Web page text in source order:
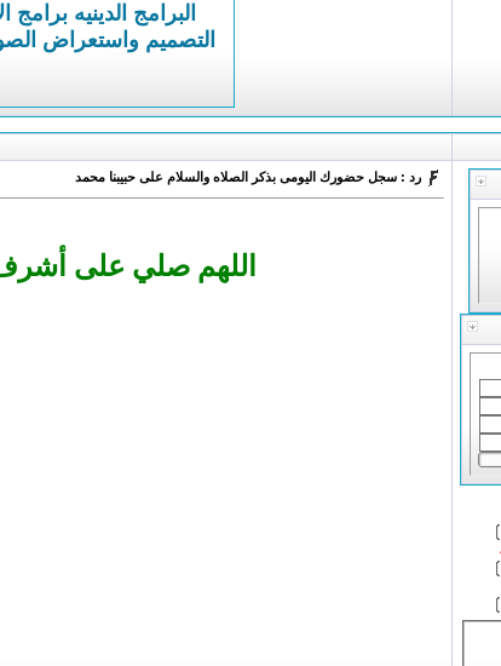
البرامج الدينيه برامج
التصميم واستعراض
رد : سجل حضورك اليومى بذكر الصلاه والسلام على حبيبنا محمد
اللهم صلي على أشرف